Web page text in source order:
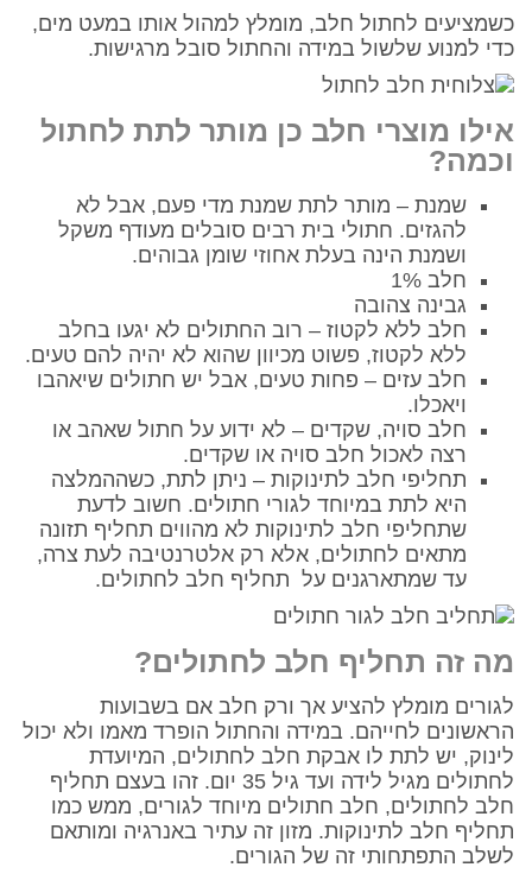
כשמציעים לחתול חלב, מומלץ למהול אותו במעט מים,
כדי למנוע שלשול במידה והחתול סובל מרגישות.
אילו מוצרי חלב כן מותר לתת לחתול
וכמה?
שמנת – מותר לתת שמנת מדי פעם, אבל לא
להגזים. חתולי בית רבים סובלים מעודף משקל
ושמנת הינה בעלת אחוזי שומן גבוהים.
חלב 1%
גבינה צהובה
חלב ללא לקטוז – רוב החתולים לא יגעו בחלב
ללא לקטוז, פשוט מכיוון שהוא לא יהיה להם טעים.
חלב עזים – פחות טעים, אבל יש חתולים שיאהבו
ויאכלו.
חלב סויה, שקדים – לא ידוע על חתול שאהב או
רצה לאכול חלב סויה או שקדים.
תחליפי חלב לתינוקות – ניתן לתת, כשההמלצה
היא לתת במיוחד לגורי חתולים. חשוב לדעת
שתחליפי חלב לתינוקות לא מהווים תחליף תזונה
מתאים לחתולים, אלא רק אלטרנטיבה לעת צרה,
עד שמתארגנים על תחליף חלב לחתולים.
מה זה תחליף חלב לחתולים?
לגורים מומלץ להציע אך ורק חלב אם בשבועות
הראשונים לחייהם. במידה והחתול הופרד מאמו ולא יכול
לינוק, יש לתת לו אבקת חלב לחתולים, המיועדת
לחתולים מגיל לידה ועד גיל 35 יום. זהו בעצם תחליף
חלב לחתולים, חלב חתולים מיוחד לגורים, ממש כמו
תחליף חלב לתינוקות. מזון זה עתיר באנרגיה ומותאם
לשלב התפתחותי זה של הגורים.